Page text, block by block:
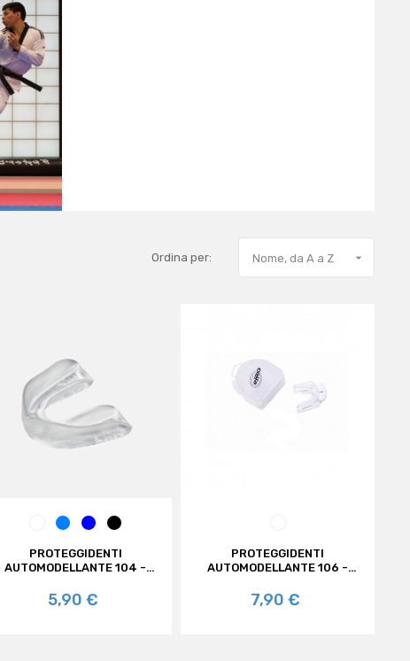
Ordina per: Nome, da A a Z 
TRASPARENTE
AZZURROROYALNERO
PROTEGGIDENTI
AUTOMODELLANTE 104 -
Prezzo
5,90 €
PROTEGGIDENTI
AUTOMODELLANTE 106 -
Prezzo
7,90 €